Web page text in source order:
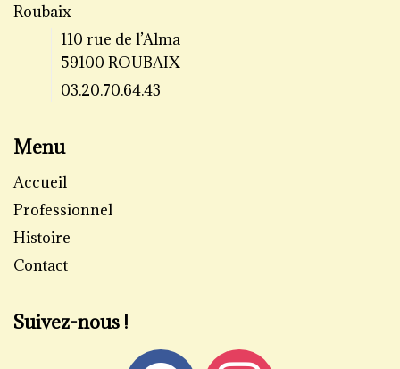
Roubaix
110 rue de l’Alma
59100 ROUBAIX
03.20.70.64.43
Menu
Accueil
Professionnel
Histoire
Contact
Suivez-nous !